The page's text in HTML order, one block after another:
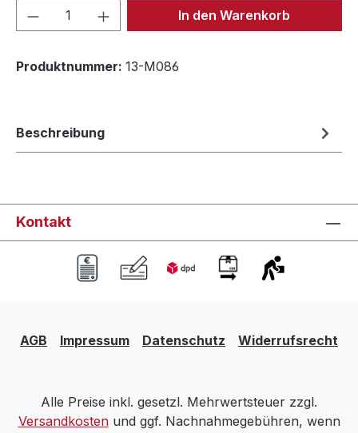
Produkt Anzahl: Gib denIn den Warenkorb
Produktnummer: 13-M086
Beschreibung
Kontakt
AGB Impressum Datenschutz Widerrufsrecht
Alle Preise inkl. gesetzl. Mehrwertsteuer zzgl.
Versandkostenund ggf. Nachnahmegebühren, wenn